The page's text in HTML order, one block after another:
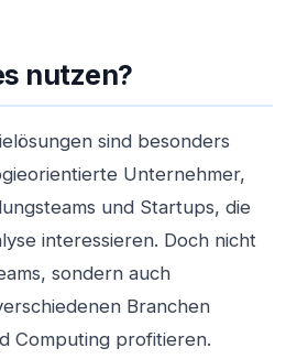
nutzen?
sind besonders
Unternehmer,
und Startups, die
interessieren. Doch nicht
sondern auch
Branchen
Computing profitieren.